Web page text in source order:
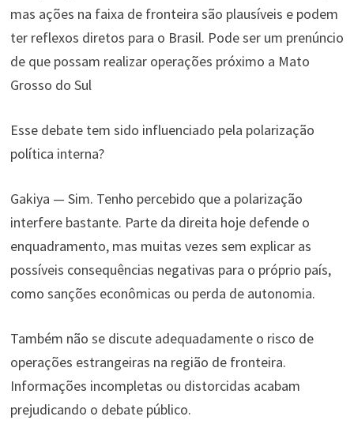
mas ações na faixa de fronteira são plausíveis e podem
ter reflexos diretos para o Brasil. Pode ser um prenúncio
de que possam realizar operações próximo a Mato
Grosso do Sul
Esse debate tem sido influenciado pela polarização
política interna?
Gakiya — Sim. Tenho percebido que a polarização
interfere bastante. Parte da direita hoje defende o
enquadramento, mas muitas vezes sem explicar as
possíveis consequências negativas para o próprio país,
como sanções econômicas ou perda de autonomia.
Também não se discute adequadamente o risco de
operações estrangeiras na região de fronteira.
Informações incompletas ou distorcidas acabam
prejudicando o debate público.